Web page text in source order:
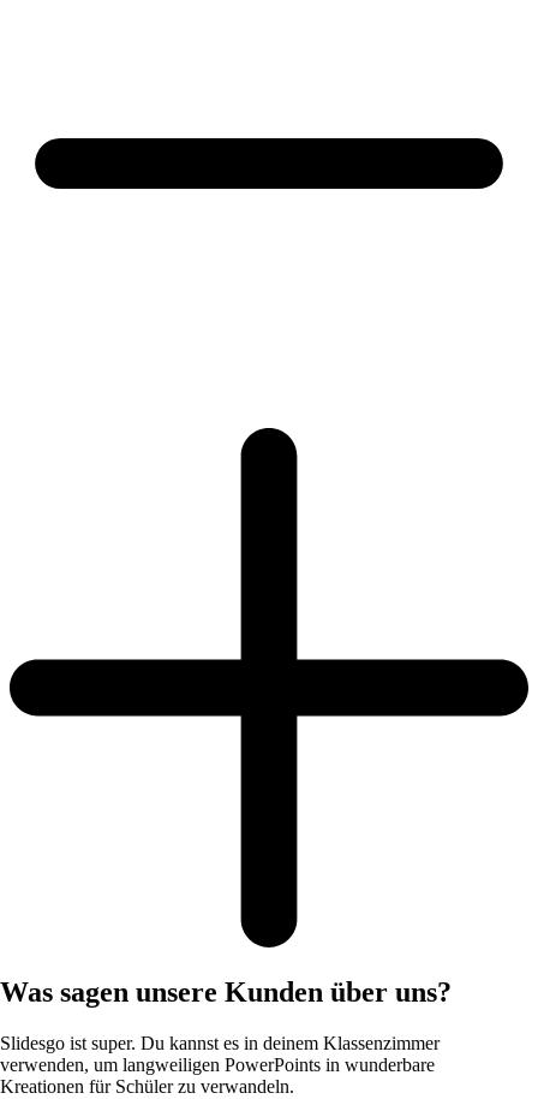
Was sagen unsere Kunden über uns?
Slidesgo ist super. Du kannst es in deinem Klassenzimmer
verwenden, um langweiligen PowerPoints in wunderbare
Kreationen für Schüler zu verwandeln.